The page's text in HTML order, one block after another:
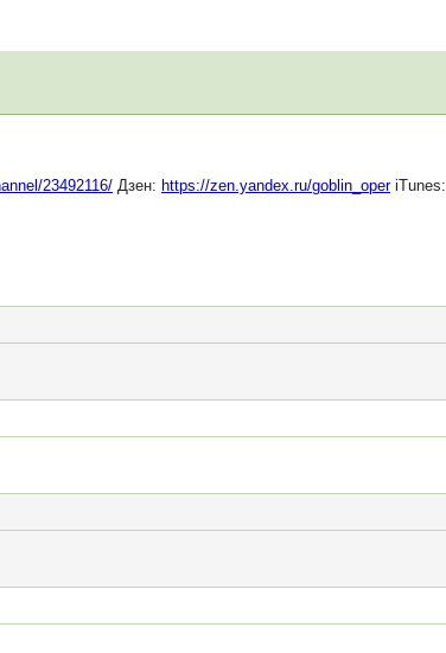
23492116/ Дзен: https://zen.yandex.ru/goblin_operiTunes: